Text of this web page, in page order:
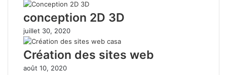
conception 2D 3D
juillet 30, 2020
Création des sites web
août 10, 2020